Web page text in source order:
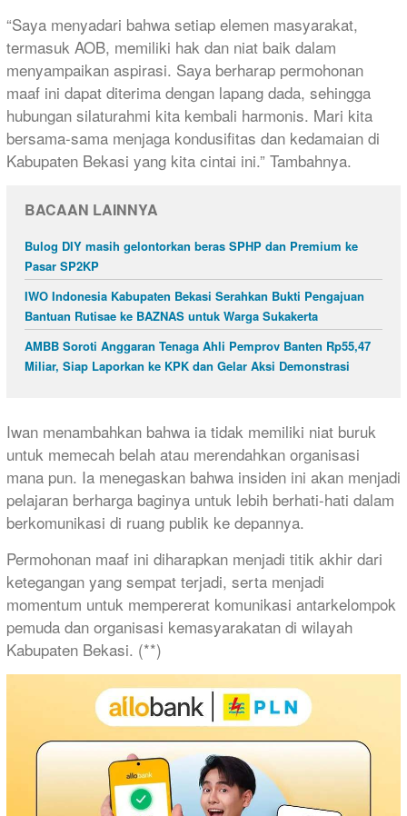
“​Saya menyadari bahwa setiap elemen masyarakat,
termasuk AOB, memiliki hak dan niat baik dalam
menyampaikan aspirasi. Saya berharap permohonan
maaf ini dapat diterima dengan lapang dada, sehingga
hubungan silaturahmi kita kembali harmonis. Mari kita
bersama-sama menjaga kondusifitas dan kedamaian di
Kabupaten Bekasi yang kita cintai ini.” Tambahnya.
BACAAN LAINNYA
Bulog DIY masih gelontorkan beras SPHP dan Premium ke
Pasar SP2KP
IWO Indonesia Kabupaten Bekasi Serahkan Bukti Pengajuan
Bantuan Rutisae ke BAZNAS untuk Warga Sukakerta
AMBB Soroti Anggaran Tenaga Ahli Pemprov Banten Rp55,47
Miliar, Siap Laporkan ke KPK dan Gelar Aksi Demonstrasi
​Iwan menambahkan bahwa ia tidak memiliki niat buruk
untuk memecah belah atau merendahkan organisasi
mana pun. Ia menegaskan bahwa insiden ini akan menjadi
pelajaran berharga baginya untuk lebih berhati-hati dalam
berkomunikasi di ruang publik ke depannya.
​Permohonan maaf ini diharapkan menjadi titik akhir dari
ketegangan yang sempat terjadi, serta menjadi
momentum untuk mempererat komunikasi antarkelompok
pemuda dan organisasi kemasyarakatan di wilayah
Kabupaten Bekasi. (**)